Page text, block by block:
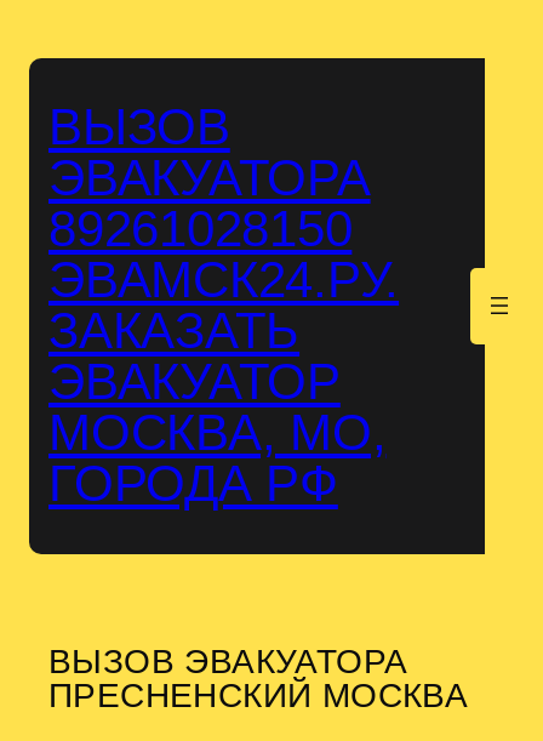
ВЫЗОВ
ЭВАКУАТОРА
89261028150
ЭВАМСК24.РУ.
ЗАКАЗАТЬ
ЭВАКУАТОР
МОСКВА, МО,
ГОРОДА РФ
ВЫЗОВ ЭВАКУАТОРА
ПРЕСНЕНСКИЙ МОСКВА